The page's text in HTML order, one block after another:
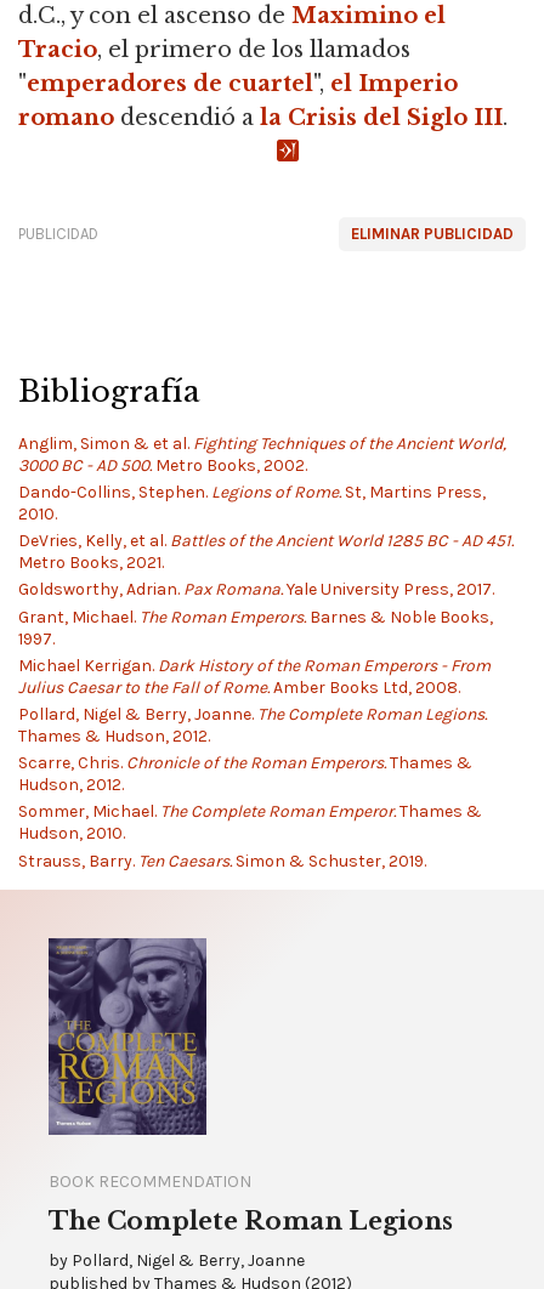
d.C., y con el ascenso de Maximino el
Tracio, el primero de los llamados
"emperadores de cuartel", el Imperio
romano descendió a la Crisis del Siglo III.
ELIMINAR PUBLICIDAD
PUBLICIDAD
Bibliografía
Anglim, Simon & et al. Fighting Techniques of the Ancient World,
3000 BC - AD 500.Metro Books, 2002.
Dando-Collins, Stephen. Legions of Rome.St, Martins Press,
2010.
DeVries, Kelly, et al. Battles of the Ancient World 1285 BC - AD 451.
Metro Books, 2021.
Goldsworthy, Adrian. Pax Romana.Yale University Press, 2017.
Grant, Michael. The Roman Emperors.Barnes & Noble Books,
1997.
Michael Kerrigan. Dark History of the Roman Emperors - From
Julius Caesar to the Fall of Rome.Amber Books Ltd, 2008.
Pollard, Nigel & Berry, Joanne. The Complete Roman Legions.
Thames & Hudson, 2012.
Scarre, Chris. Chronicle of the Roman Emperors.Thames &
Hudson, 2012.
Sommer, Michael. The Complete Roman Emperor.Thames &
Hudson, 2010.
Strauss, Barry. Ten Caesars.Simon & Schuster, 2019.
BOOK RECOMMENDATION
The Complete Roman Legions
by Pollard, Nigel & Berry, Joanne
published byThames & Hudson (2012)